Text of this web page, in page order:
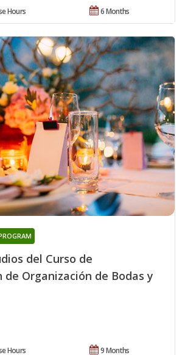
6 Months
Hours
del Curso de
Organización de Bodas y
9 Months
Hours